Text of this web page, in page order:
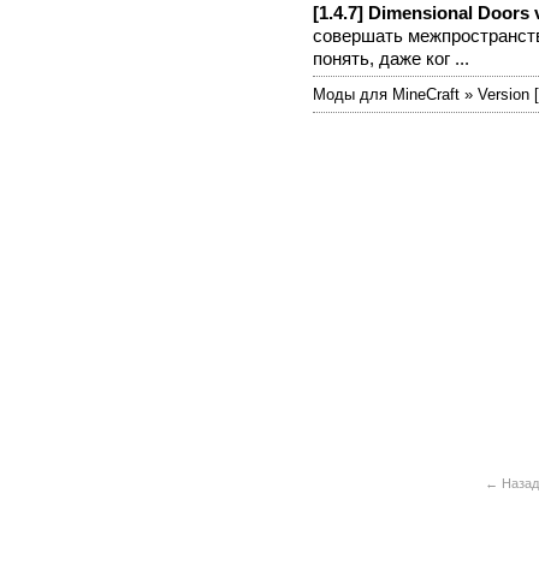
[1.4.7] Dimensional Doors
совершать
понять, даже ког ...
Моды для MineCraft » Version
← Назад